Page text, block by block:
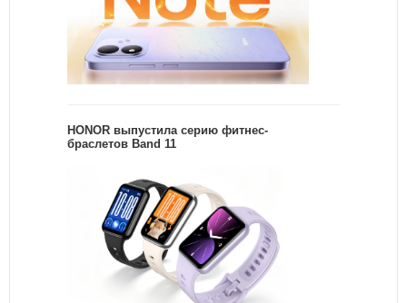
HONOR выпустила серию фитнес-
браслетов Band 11